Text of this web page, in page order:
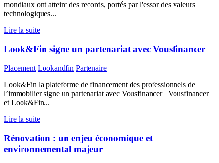
mondiaux ont atteint des records, portés par l'essor des valeurs
technologiques...
Lire la suite
Look&Fin signe un partenariat avec Vousfinancer
Placement Lookandfin Partenaire
Look&Fin la plateforme de financement des professionnels de
l’immobilier signe un partenariat avec Vousfinancer Vousfinancer
et Look&Fin...
Lire la suite
Rénovation : un enjeu économique et
environnemental majeur